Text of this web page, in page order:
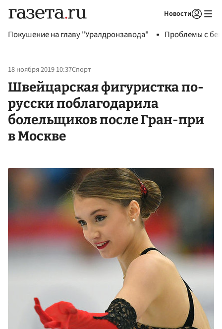
Новости
Покушение на главу "Уралдронзавода" Проблемы с
18 ноября 2019 10:37Спорт
Швейцарская фигуристка по-
русски поблагодарила
болельщиков после Гран-при
в Москве